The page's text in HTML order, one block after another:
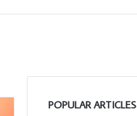
POPULAR ARTICLES